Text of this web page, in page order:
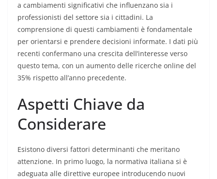
a cambiamenti significativi che influenzano sia i
professionisti del settore sia i cittadini. La
comprensione di questi cambiamenti è fondamentale
per orientarsi e prendere decisioni informate. I dati più
recenti confermano una crescita dell’interesse verso
questo tema, con un aumento delle ricerche online del
35% rispetto all’anno precedente.
Aspetti Chiave da
Considerare
Esistono diversi fattori determinanti che meritano
attenzione. In primo luogo, la normativa italiana si è
adeguata alle direttive europee introducendo nuovi